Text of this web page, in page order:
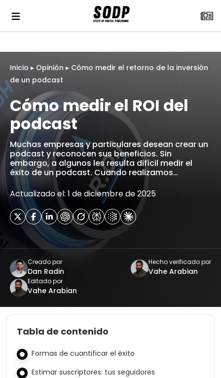
Inicio ▸ Opinión ▸ Cómo medir el retorno de la inversión
de un podcast
Cómo medir el ROI del
podcast
Muchas empresas y particulares desean crear un
podcast y reconocen sus beneficios. Sin
embargo, a algunos les resulta difícil medir el
éxito de un podcast. Cuando realizamos…
Actualizado el: 1 de diciembre de 2025
Creado por
Dan Radin
Hecho verificado por
Vahe Arabian
Editado por
Vahe Arabian
Tabla de contenido
Formas de cuantificar el éxito
Estimar suscriptores: tus seguidores